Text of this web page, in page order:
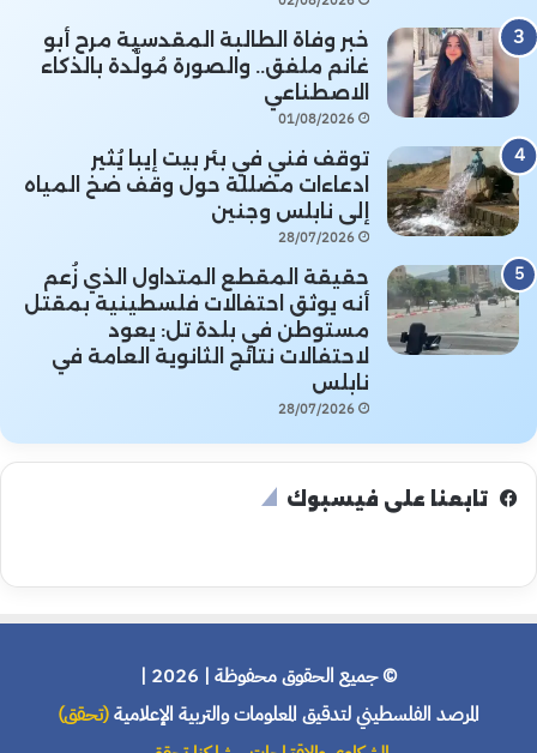
خبر وفاة الطالبة المقدسية مرح أبو
غانم ملفق.. والصورة مُولَّدة بالذكاء
الاصطناعي
01/08/2026
توقف فني في بئر بيت إيبا يُثير
ادعاءات مضللة حول وقف ضخ المياه
إلى نابلس وجنين
28/07/2026
حقيقة المقطع المتداول الذي زُعم
أنه يوثق احتفالات فلسطينية بمقتل
مستوطن في بلدة تل: يعود
لاحتفالات نتائج الثانوية العامة في
نابلس
28/07/2026
تابعنا على فيسبوك
© جميع الحقوق محفوظة | 2026 |
المرصد الفلسطيني لتدقيق المعلومات والتربية الإعلامية(تحقق)